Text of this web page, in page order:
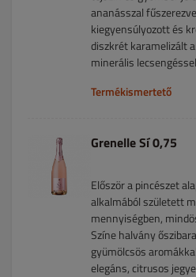
ananásszal
kiegyensúlyozott és
diszkrét karamelizált
minerális
Termékismertető
Grenelle Sí 0,75
Először a pincészet
alkalmából született
mennyiségben,
Színe halvány
gyümölcsös
elegáns, citrusos